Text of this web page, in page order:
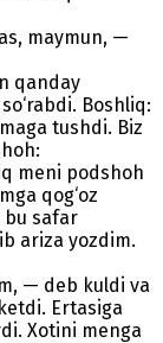
maymun, —
qanday
Boshliq:
tushdi. Biz
meni podshoh
qog‘oz
bu safar
ariza yozdim.
— deb kuldi va
Ertasiga
Xotini menga